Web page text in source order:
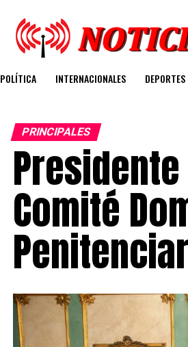
POLÍTICA INTERNACIONALES DEPORTES
PRINCIPALES
Comité